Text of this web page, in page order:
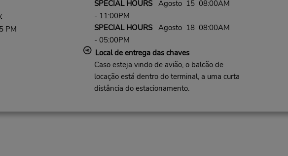
PM
SPECIAL HOURSAgosto 15 08:00AM
- 11:00PM
SPECIAL HOURSAgosto 18 08:00AM
- 05:00PM
Local de entrega das chaves
Caso esteja vindo de avião, o balcão de
locação está dentro do terminal, a uma curta
distância do estacionamento.